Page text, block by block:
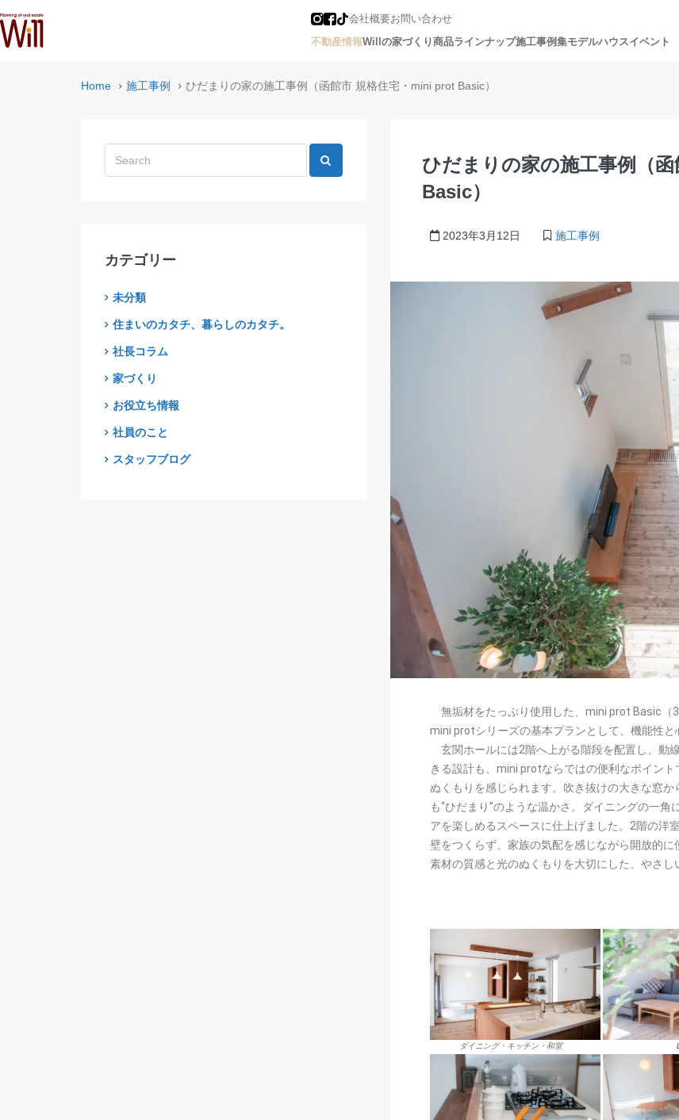
会社概要お問い合わせ
不動産情報Willの家づくり商品ラインナップ施工事例集モデルハウスイベント
Home 施工事例 ひだまりの家の施工事例（函館市 規格住宅・mini prot Basic）
カテゴリー
未分類
住まいのカタチ、暮らしのカタチ。
社長コラム
家づくり
お役立ち情報
社員のこと
スタッフブログ
ひだまりの家の施工事例（
Basic）
2023年3月12日 施工事例
無垢材をたっぷり使用した、mini prot Basic（
mini protシリーズの基本プランとして、機能性と
玄関ホールには2階へ上がる階段を配置し、動
きる設計も、mini protならではの便利なポイン
ぬくもりを感じられます。吹き抜けの大きな窓
も“ひだまり”のような温かさ。ダイニングの一
アを楽しめるスペースに仕上げました。2階の洋
壁をつくらず、家族の気配を感じながら開放的に
素材の質感と光のぬくもりを大切にした、やさし
ダイニング・キッチン・和室